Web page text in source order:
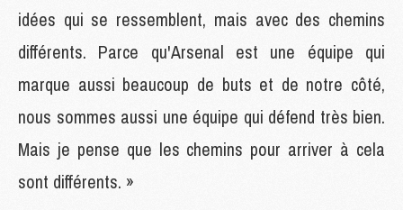
idées qui se ressemblent, mais avec des chemins
différents. Parce qu'Arsenal est une équipe qui
marque aussi beaucoup de buts et de notre côté,
nous sommes aussi une équipe qui défend très bien.
Mais je pense que les chemins pour arriver à cela
sont différents. »